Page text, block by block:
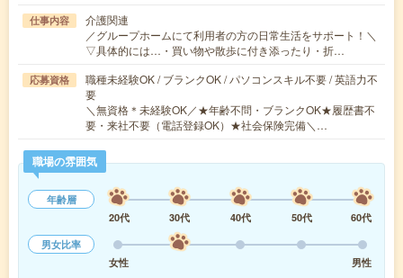
仕事内容
介護関連
／グループホームにて利用者の方の日常生活をサポート！＼
▽具体的には…・買い物や散歩に付き添ったり・折…
応募資格
職種未経験OK / ブランクOK / パソコンスキル不要 / 英語力不
要
＼無資格＊未経験OK／★年齢不問・ブランクOK★履歴書不
要・来社不要（電話登録OK）★社会保険完備＼…
職場の雰囲気
年齢層
20代
30代 40代 50代
60代
男女比率
女性
男性